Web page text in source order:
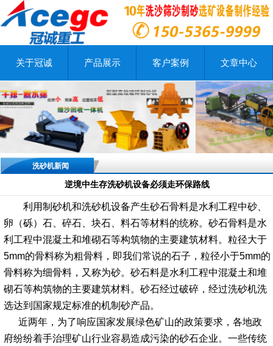
关于冠诚 产品展示 客户案例 文章中心
洗砂机新闻
逆境中生存洗砂机设备必须走环保路线
利用制砂机和洗砂机设备产生砂石骨料是水利工程中砂、
卵（砾）石、碎石、块石、料石等材料的统称。砂石骨料是水
利工程中混凝土和堆砌石等构筑物的主要建筑材料。粒径大于
5mm的骨料称为粗骨料，即我们常说的石子，粒径小于5mm的
骨料称为细骨料，又称为砂。砂石料是水利工程中混凝土和堆
砌石等构筑物的主要建筑材料。砂石经过破碎，经过洗砂机洗
选达到国家规定标准的机制砂产品。
近两年，为了响应国家发展绿色矿山的政策要求，各地政
府纷纷着手治理矿山行业容易造成污染的砂石企业。一些传统